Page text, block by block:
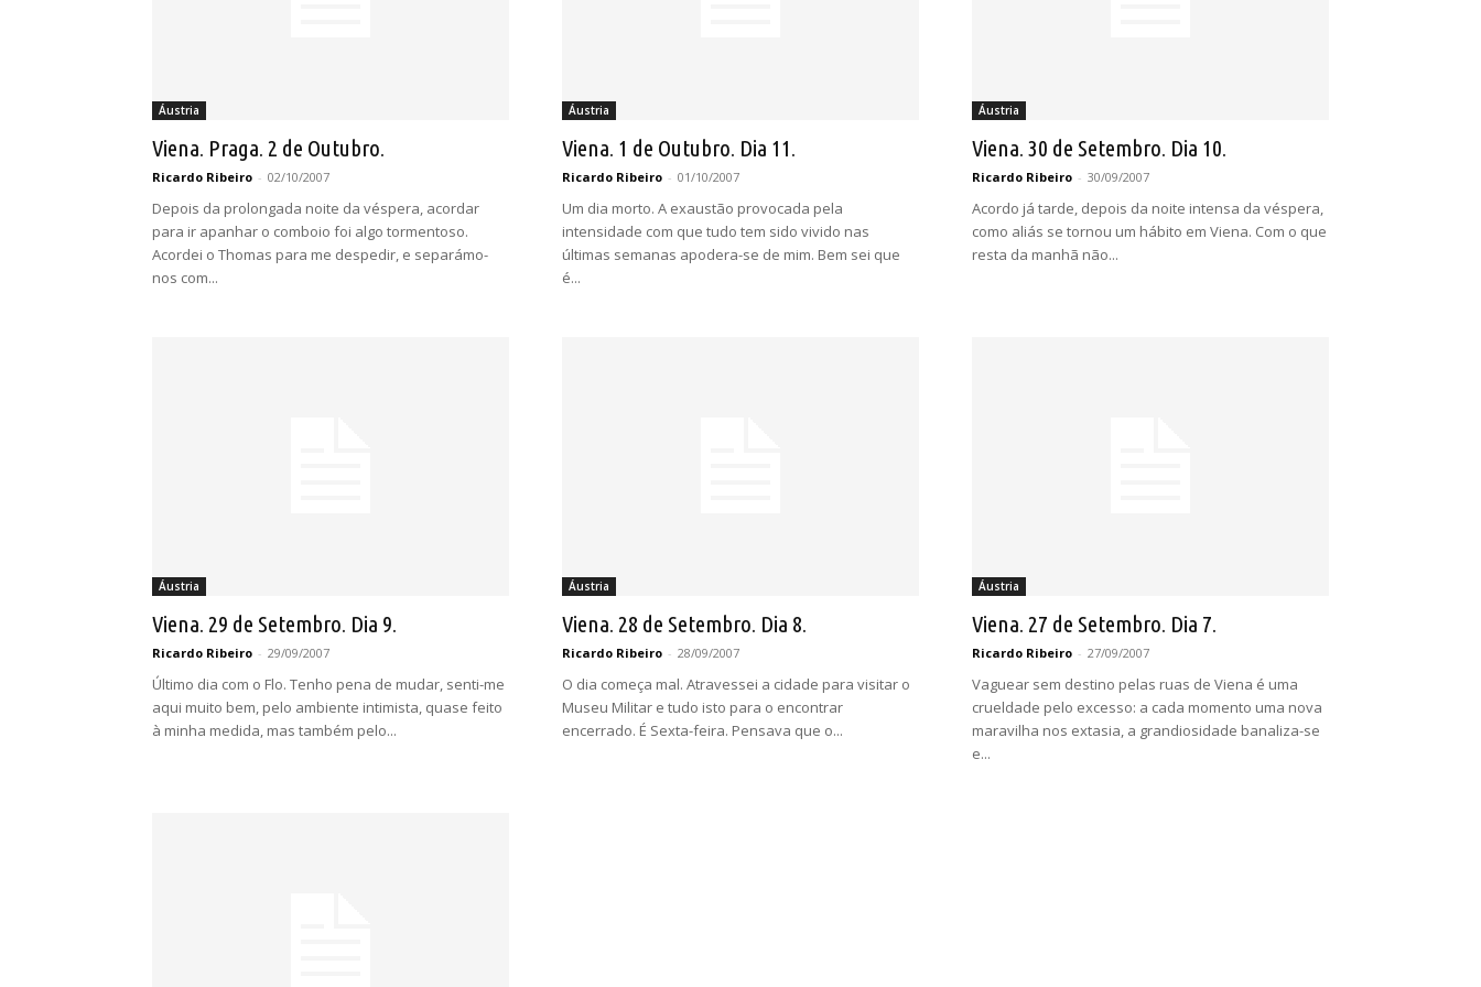
Áustria
Viena. Praga. 2 de Outubro.
Ricardo Ribeiro - 02/10/2007
Depois da prolongada noite da véspera, acordar
para ir apanhar o comboio foi algo tormentoso.
Acordei o Thomas para me despedir, e separámo-
nos com...
Áustria
Viena. 1 de Outubro. Dia 11.
Ricardo Ribeiro - 01/10/2007
Um dia morto. A exaustão provocada pela
intensidade com que tudo tem sido vivido nas
últimas semanas apodera-se de mim. Bem sei que
é...
Áustria
Viena. 30 de Setembro. Dia 10.
Ricardo Ribeiro - 30/09/2007
Acordo já tarde, depois da noite intensa da véspera,
como aliás se tornou um hábito em Viena. Com o que
resta da manhã não...
Áustria
Viena. 29 de Setembro. Dia 9.
Ricardo Ribeiro - 29/09/2007
Último dia com o Flo. Tenho pena de mudar, senti-me
aqui muito bem, pelo ambiente intimista, quase feito
à minha medida, mas também pelo...
Áustria
Viena. 28 de Setembro. Dia 8.
Ricardo Ribeiro - 28/09/2007
O dia começa mal. Atravessei a cidade para visitar o
Museu Militar e tudo isto para o encontrar
encerrado. É Sexta-feira. Pensava que o...
Áustria
Viena. 27 de Setembro. Dia 7.
Ricardo Ribeiro - 27/09/2007
Vaguear sem destino pelas ruas de Viena é uma
crueldade pelo excesso: a cada momento uma nova
maravilha nos extasia, a grandiosidade banaliza-se
e...